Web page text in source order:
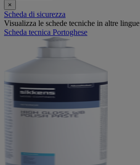
×
Scheda di sicurezza
Visualizza le schede tecniche in altre lingue
Scheda tecnica Portoghese